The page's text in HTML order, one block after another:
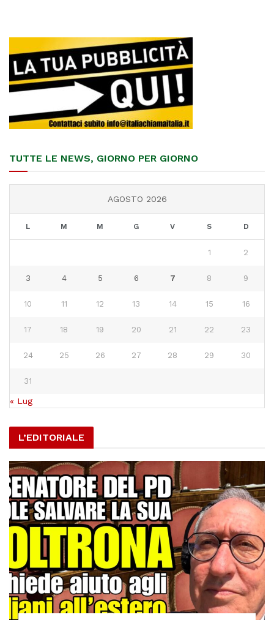
TUTTE LE NEWS, GIORNO PER GIORNO
AGOSTO 2026
L M M G V S D
1 2
3 4 5 6 7 8 9
10 11 12 13 14 15 16
17 18 19 20 21 22 23
24 25 26 27 28 29 30
31
« Lug
L’EDITORIALE